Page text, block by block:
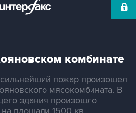
комбинате
пожар произошел
мясокомбината. В
здания произошло
площади 1500 кв.